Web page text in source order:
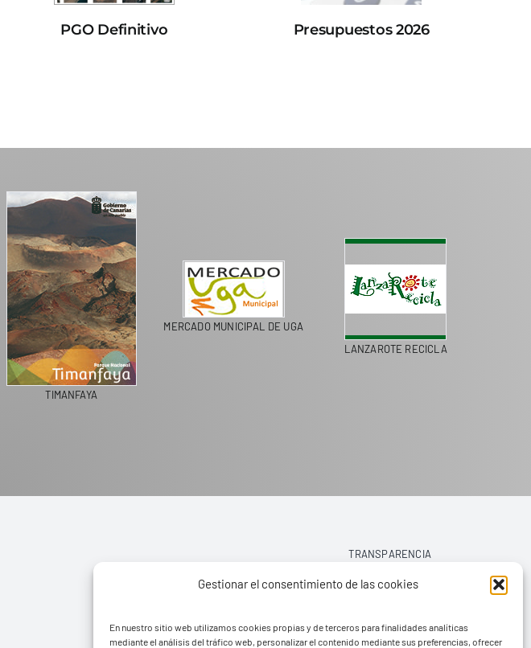
Gestionar el consentimiento de las cookies
En nuestro sitio web utilizamos cookies propias y de terceros para finalidades analíticas
mediante el análisis del tráfico web, personalizar el contenido mediante sus preferencias, ofrecer
PGO Definitivo Presupuestos 2026
TIMANFAYA
MERCADO MUNICIPAL DE UGA
LANZAROTE RECICLA
TRANSPARENCIA
AVISO LEGAL
POLÍTICA DE PRIVACIDAD